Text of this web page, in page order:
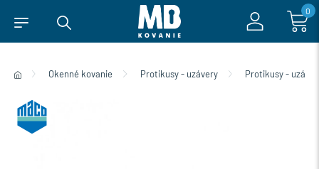
0
Okenné kovanie Protikusy - uzávery Protikusy -